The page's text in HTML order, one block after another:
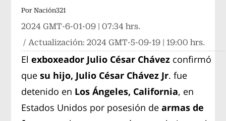
Por Nación321
2024 GMT-6-01-09 | 07:34 hrs.
/ Actualización:2024 GMT-5-09-19 | 19:00 hrs.
Elexboxeador Julio César Chávez confirmó
que su hijo, Julio César Chávez Jr. fue
detenido en Los Ángeles, California, en
Estados Unidos por posesión dearmas de